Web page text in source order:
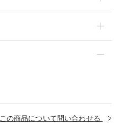
この商品について問い合わせる